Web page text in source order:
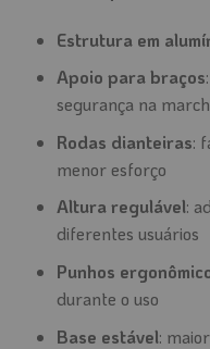
Estrutura em
Apoio para braços
segurança na
Rodas dianteiras:
menor esforço
Altura regulável:
diferentes usuários
Punhos
durante o uso
Base estável: